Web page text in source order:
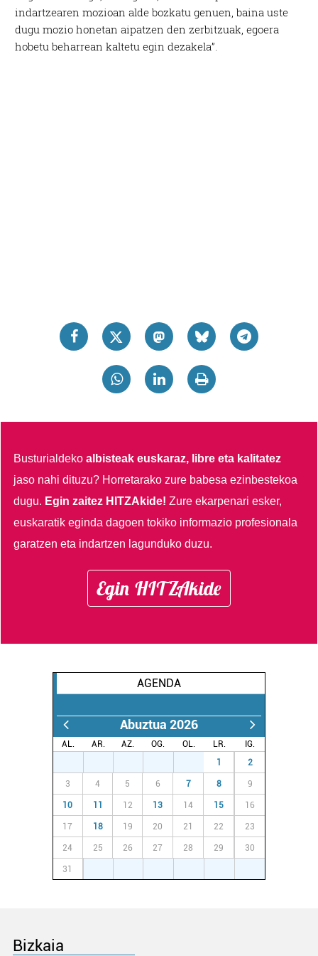
interes komertzial legitimoetan babesten dira. Ikusi gure
bazkideen zerrenda, beren ustez zein helburutarako
duten interes legitimoa eta horren aurka nola egin
indartzearen mozioan alde bozkatu genuen, baina uste
dugu mozio honetan aipatzen den zerbitzuak, egoera
hobetu beharrean kaltetu egin dezakela”.
Busturialdekoalbisteak euskaraz, libre eta kalitatez
jaso nahi dituzu? Horretarako zure babesa ezinbestekoa
dugu. Egin zaitez HITZAkide!Zure ekarpenari esker,
euskaratik eginda dagoen tokiko informazio profesionala
garatzen eta indartzen lagunduko duzu.
Egin HITZAkide
AGENDA
Abuztua 2026
AL. AR. AZ. OG. OL. LR.
IG.
1 2
3 4 5 6 7 8 9
10 11 12 13 14 15 16
17 18 19 20 21 22 23
24 25 26 27 28 29 30
31
Bizkaia